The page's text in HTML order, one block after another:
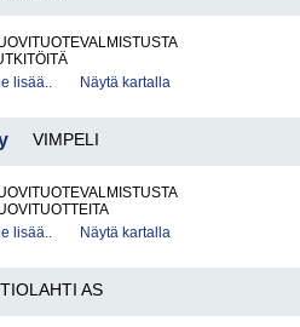
lisää..
Näytä kartalla
VIMPELI
lisää..
Näytä kartalla
AS